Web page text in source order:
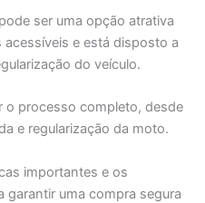
ser uma opção atrativa
e está disposto a
do veículo.
o processo completo, desde
e regularização da moto.
importantes e os
garantir uma compra segura